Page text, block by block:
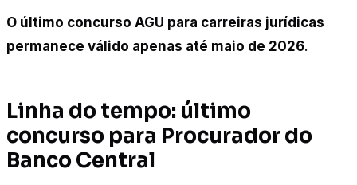
O último concurso AGU para carreiras jurídicas
permanece válido apenas até maio de 2026.
Linha do tempo: último
concurso para Procurador do
Banco Central